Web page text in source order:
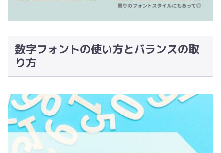
数字フォントの使い方とバランスの取
り方